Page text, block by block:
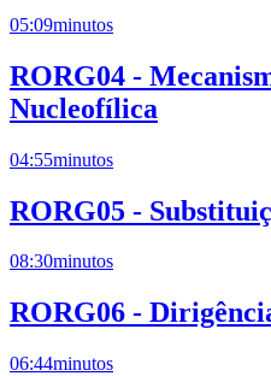
05:09minutos
RORG04 -
Nucleofílica
04:55minutos
RORG05 -
08:30minutos
RORG06 -
06:44minutos